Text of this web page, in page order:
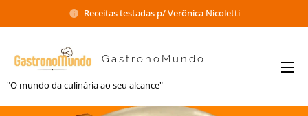
Receitas testadas p/ Verônica Nicoletti
GastronoMundo
"O mundo da culinária ao seu alcance"